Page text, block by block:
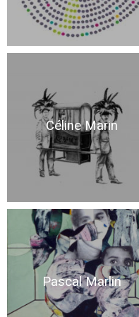
Céline Marin
Pascal Marlin